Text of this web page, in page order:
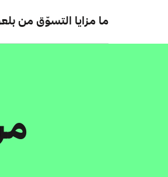
ما مزايا التسوّق من